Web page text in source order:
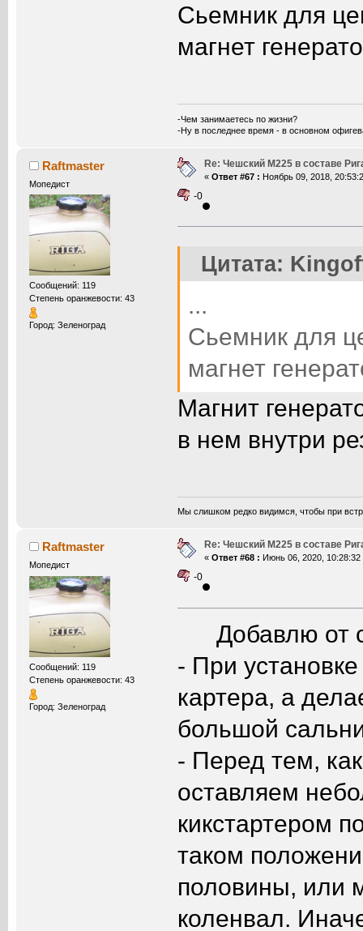
Сьемник для
магнет
-Чем занимаетесь по жизни?
-Ну в последнее время - в основном
Raftmaster
Мопедист
Сообщений: 119
Степень оранжевости: 43
Город: Зеленоград
Re: Чешский М225 в составе
« Ответ #67 : Ноябрь 09, 2018,
-0
Цитата:
...
Сьемник для
магнет
Магнит
в нем внутри
Мы слишком редко видимся, чтобы при
Raftmaster
Мопедист
Сообщений: 119
Степень оранжевости: 43
Город: Зеленоград
Re: Чешский М225 в составе
« Ответ #68 : Июнь 06, 2020, 10:28:32
-0
Добавлю от
- При
картера, а
большой
- Перед тем,
оставляем
кикстартером
таком
половины, или
коленвал.